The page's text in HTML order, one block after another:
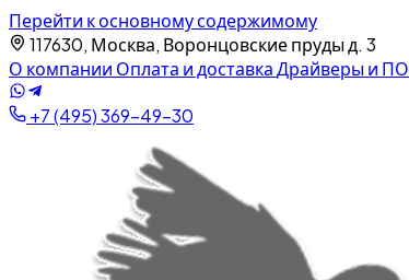
Перейти к основному содержимому
117630, Москва, Воронцовские пруды д. 3
О компании Оплата и доставкаДрайверы и ПО
+7 (495) 369-49-30